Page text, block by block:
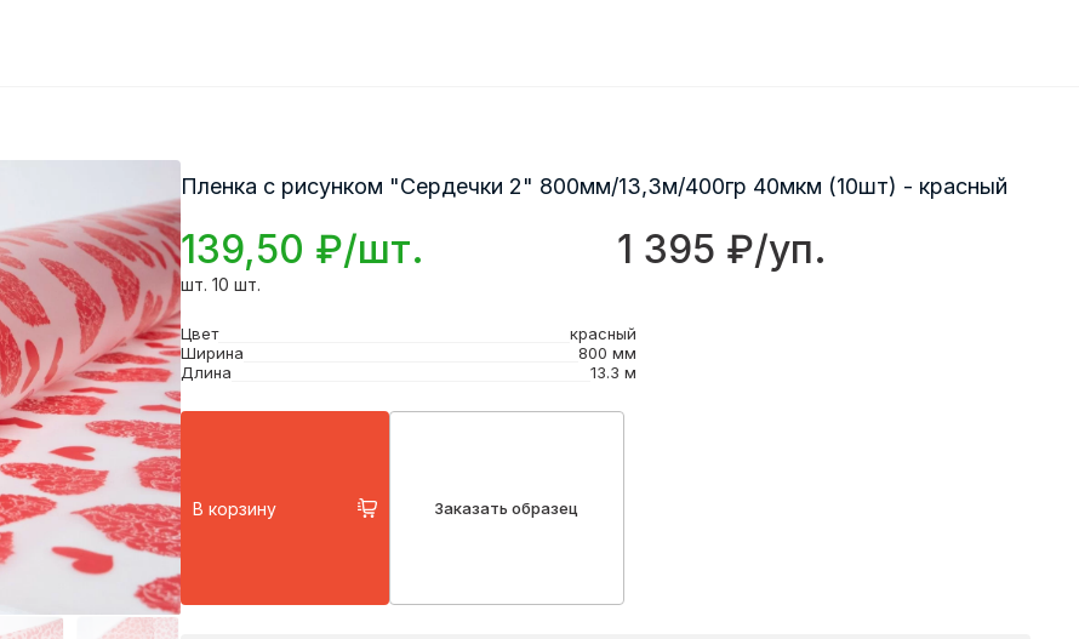
Пленка с рисунком "Сердечки 2" 800мм/13,3м/400гр 40мкм (10шт) - красный
139,50 ₽/шт. 1 395 ₽/уп.
шт. 10 шт.
Цвет
красный
Ширина
800 мм
Длина
13.3 м
В корзину Заказать образец